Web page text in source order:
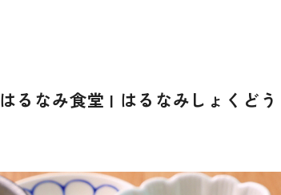
はるなみ食堂 | はるなみしょくどう